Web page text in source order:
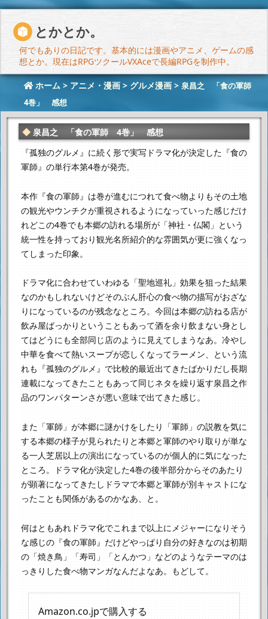
とかとか。
何でもありの日記です。基本的には漫画やアニメ、ゲームの感
想とか。現在はRPGツクールVXAceで長編RPGを制作中。
ホーム > アニメ・漫画 > グルメ漫画 > 泉昌之 「食の軍師
4巻」 感想
泉昌之 「食の軍師 4巻」 感想
『孤独のグルメ』に続く形で実写ドラマ化が決定した 『食の
軍師』の単行本第4巻が発売。
本作『食の軍師』は巻が進むにつれて食べ物よりもその土地
の観光やウンチクが重視されるようになっていった感じだけ
れどこの4巻でも本郷の訪れる場所が「神社・仏閣」という
統一性を持っており観光名所紹介的な雰囲気が更に強くなっ
てしまった印象。
ドラマ化に合わせていわゆる「聖地巡礼」効果を狙った結果
なのかもしれないけどそのぶん肝心の食べ物の描写がおざな
りになっているのが残念なところ。 今回は本郷の訪ねる店が
飲み屋ばっかりということもあって酒を余り飲まない身とし
てはどうにも全部同じ店のように見えてしまうなあ。 冷やし
中華を食べて熱いスープが恋しくなってラーメン、
という流
れも『孤独のグルメ』で比較的最近出てきたばかりだし長期
連載になってきたこともあって同じネタを繰り返す泉昌之作
品のワンパターンさが悪い意味で出てきた感じ。
また「軍師」が本郷に謎かけをしたり 「軍師」の説教を気に
する本郷の様子が見られたりと本郷と軍師のやり取りが単な
る一人芝居以上の演出になっているのが個人的に気になった
ところ。
ドラマ化が決定した4巻の後半部分からそのあたり
が顕著になってきたし ドラマで本郷と軍師が別キャストにな
ったことも関係があるのかなあ、と。
何はともあれドラマ化でこれまで以上に メジャーになりそう
な感じの『食の軍師』だけどやっぱり自分の好きなのは初期
の「焼き鳥」「寿司」「とんかつ」などのようなテーマのは
っきりした食べ物マンガなんだよなあ。
もどして。
Amazon.co.jpで購入する